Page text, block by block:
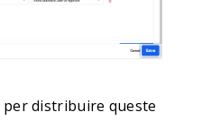
per distribuire queste